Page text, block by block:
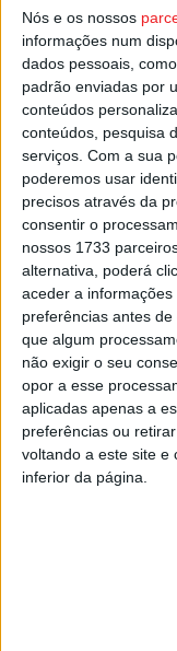
Nós e os nossos
informações num
dados pessoais,
padrão enviadas por
conteúdos
conteúdos, pesquisa
serviços. Com a sua
poderemos usar
precisos através da
consentir o
nossos 1733
alternativa, poderá
aceder a
preferências antes de
que algum
não exigir o seu
opor a esse
aplicadas apenas a
preferências ou
voltando a este site e
inferior da página.
consecutivas nas
triunfos sobre o
Esta e outras
FM ou em
TAGS ABC Nelas
Artigo anterior